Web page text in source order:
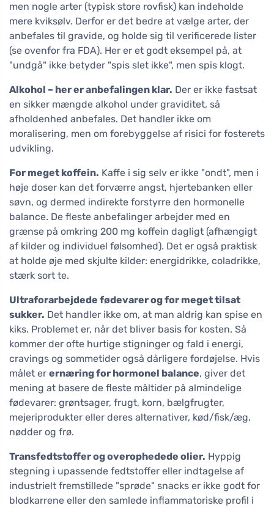
men nogle arter (typisk store rovfisk) kan indeholde
mere kviksølv. Derfor er det bedre at vælge arter, der
anbefales til gravide, og holde sig til verificerede lister
(se ovenfor fra FDA). Her er et godt eksempel på, at
"undgå" ikke betyder "spis slet ikke", men spis klogt.
Alkohol – her er anbefalingen klar. Der er ikke fastsat
en sikker mængde alkohol under graviditet, så
afholdenhed anbefales. Det handler ikke om
moralisering, men om forebyggelse af risici for fosterets
udvikling.
For meget koffein. Kaffe i sig selv er ikke "ondt", men i
høje doser kan det forværre angst, hjertebanken eller
søvn, og dermed indirekte forstyrre den hormonelle
balance. De fleste anbefalinger arbejder med en
grænse på omkring 200 mg koffein dagligt (afhængigt
af kilder og individuel følsomhed). Det er også praktisk
at holde øje med skjulte kilder: energidrikke, coladrikke,
stærk sort te.
Ultraforarbejdede fødevarer og for meget tilsat
sukker. Det handler ikke om, at man aldrig kan spise en
kiks. Problemet er, når det bliver basis for kosten. Så
kommer der ofte hurtige stigninger og fald i energi,
cravings og sommetider også dårligere fordøjelse. Hvis
målet er ernæring for hormonel balance, giver det
mening at basere de fleste måltider på almindelige
fødevarer: grøntsager, frugt, korn, bælgfrugter,
mejeriprodukter eller deres alternativer, kød/fisk/æg,
nødder og frø.
Transfedtstoffer og overophedede olier. Hyppig
stegning i upassende fedtstoffer eller indtagelse af
industrielt fremstillede "sprøde" snacks er ikke godt for
blodkarrene eller den samlede inflammatoriske profil i